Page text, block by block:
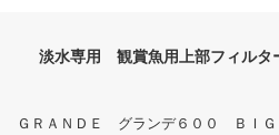
淡水専用 観賞魚用上部フィルタ
ＧＲＡＮＤＥ グランデ６００ ＢＩ